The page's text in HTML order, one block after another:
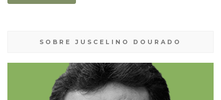
SOBRE JUSCELINO DOURADO